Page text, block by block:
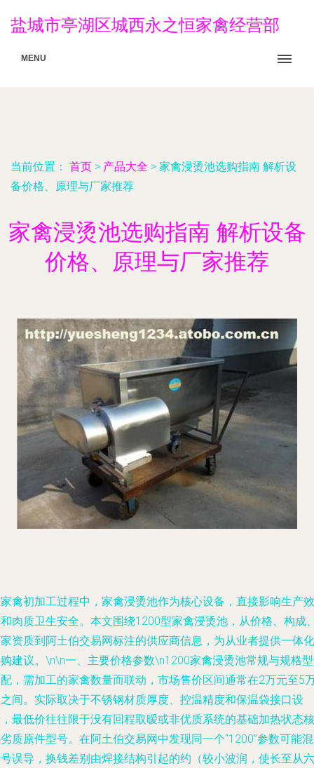
盐城市亭湖区城西永之恒家禽经营部
MENU
当前位置： 首页 > 产品大全 > 家禽浸烫池选购指南 解析设
备价格、原理与厂家推荐
家禽浸烫池选购指南 解析设备
价格、原理与厂家推荐
禽初加工过程中，家禽浸烫池作为核心设备，直接影响生产效
肉质卫生安全。本文围绕1200型家禽浸烫池，从价格、构成
资质到阿土伯交易网标注的供应商信息，为从业者提供一体化
建议。\n\n一、主要价格参数\n1200家禽浸烫池常规与规格
，需加工的家禽数量而联动，市场售价区间通常在2万元至5
间。实际取决于不锈钢材质厚度、控温精度和保温袋接口设
最低价往往限于没有回程取暧或非优质系统的基础加热状态核
质原件型号。在阿土伯交易网中发现同一个“1200”参数可能
误导，换钱差别由焊接结构引起的约（较小波润，使长至从六